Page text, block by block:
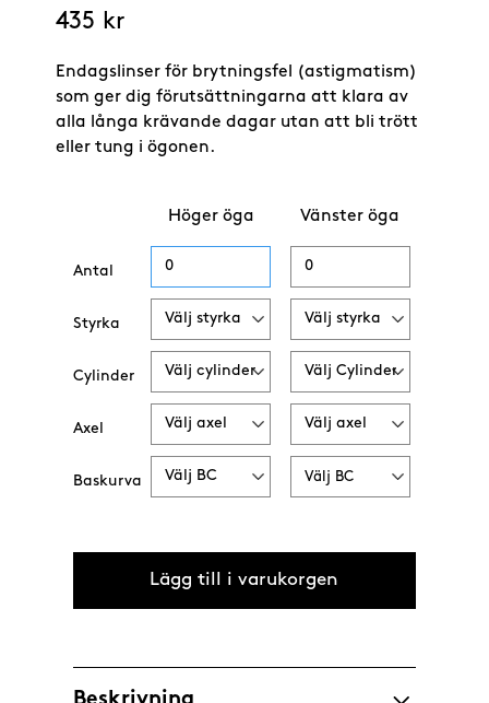
435 kr
Endagslinser för brytningsfel (astigmatism)
som ger dig förutsättningarna att klara av
alla långa krävande dagar utan att bli trött
eller tung i ögonen.
Höger öga Vänster öga
Antal
Styrka
Cylinder
Axel
Baskurva